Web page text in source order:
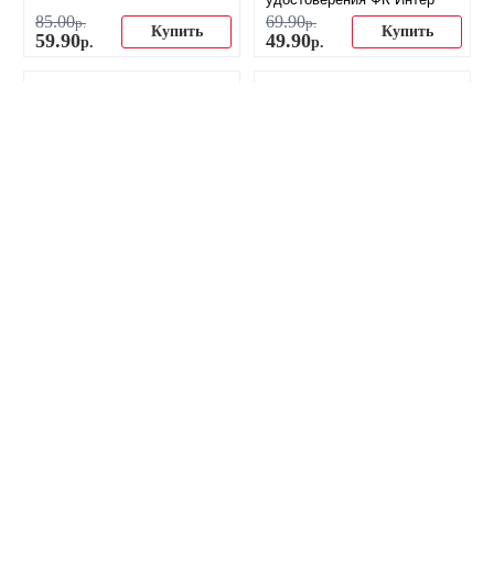
85.00р.
59.90р.
Купить
69.90р.
49.90р.
Купить